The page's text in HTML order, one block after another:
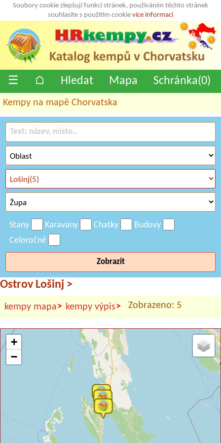
Soubory cookie zlepšují funkci stránek, používáním těchto stránek
souhlasíte s použitím cookie více informací
☰ ⌂ Hledat Mapa Schránka(0)
Kempy na mapě Chorvatska
Stany Karavany Chatky
Budovy
Celoročně
Zobrazit
Ostrov Lošinj >
kempy mapa> kempy výpis> Zobrazeno: 5
+
−